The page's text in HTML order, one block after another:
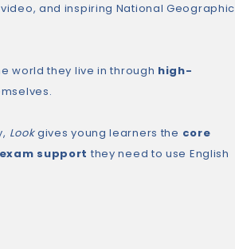
and inspiring National Geographic
world they live in through high-
Lookgives young learners the core
support they need to use English